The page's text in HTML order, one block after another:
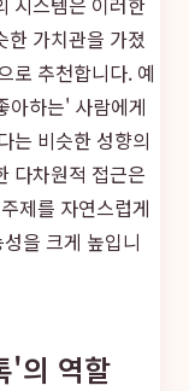
한 가치관을 가졌
로 추천합니다. 예
아하는' 사람에게
는 비슷한 성향의
다차원적 접근은
제를 자연스럽게
을 크게 높입니
'의 역할